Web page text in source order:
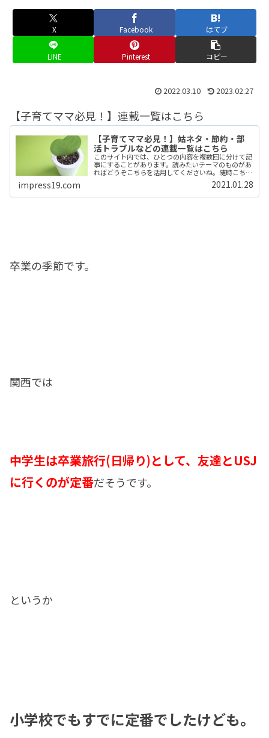
X Facebook はてブ
LINE Pinterest コピー
2022.03.10 2023.02.27
【子育てママ必見！】連載一覧はこちら
【子育てママ必見！】姑ネタ・節約・部
活トラブルなどの連載一覧はこちら
このサイト内では、ひとつの内容を複数回に分けて記
事にすることがあります。読みたいテーマのものがあ
ればどうぞこちらを活用してくださいね。随時こちら
impress19.com 2021.01.28
卒業の季節です。
関西では
中学生は卒業旅行(日帰り)として、友達とUSJ
に行くのが定番だそうです。
というか
小学校でもすでに定番でしたけども。